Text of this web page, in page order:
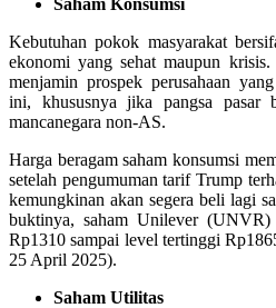
Kebutuhan pokok masyarakat
ekonomi yang sehat maupun krisis.
menjamin prospek perusahaan
ini, khususnya jika pangsa pasar
mancanegara non-AS.
Harga beragam saham konsumsi
setelah pengumuman tarif Trump
kemungkinan akan segera beli lagi
buktinya, saham Unilever
Rp1310 sampai level tertinggi
25 April 2025).
Saham Utilitas